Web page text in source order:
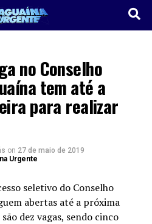
no Conselho
tem até a
para realizar
on 27 de maio de 2019
Urgente
seletivo do Conselho
abertas até a próxima
dez vagas, sendo cinco